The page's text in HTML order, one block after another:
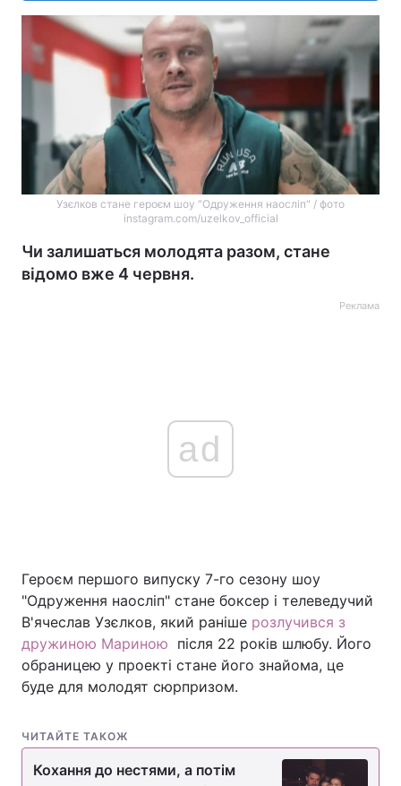
Узєлков стане героєм шоу "Одруження наосліп" / фото
instagram.com/uzelkov_official
Чи залишаться молодята разом, стане
відомо вже 4 червня.
Реклама
ad
Героєм першого випуску 7-го сезону шоу
"Одруження наосліп" стане боксер і телеведучий
В'ячеслав Узєлков, який раніше розлучився з
дружиною Мариною після 22 років шлюбу. Його
обраницею у проекті стане його знайома, це
буде для молодят сюрпризом.
ЧИТАЙТЕ ТАКОЖ
Кохання до нестями, а потім